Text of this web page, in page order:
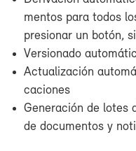
men­tos pa­ra to­dos
pre­sio­nar un bo­tón,
Ver­sio­na­do
Ac­tua­li­za­ción
ca­cio­nes
Ge­ne­ra­ción de lo­tes
de do­cu­men­tos y